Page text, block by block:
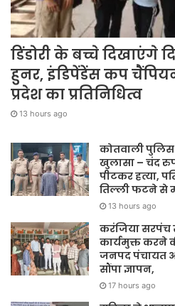
डिंडोरी के बच्चे दिखाएंगे
हुनर, इंडिपेंडेंस कप
प्रदेश का प्रतिनिधित्व
13 hours ago
कोतवाली पुलिस
खुलासा – चंद
पीटकर हत्या,
तिल्ली फटने से
13 hours ago
करंजिया सरपंच
कार्यमुक्त करने
जनपद पंचायत
सौंपा ज्ञापन,
17 hours ago